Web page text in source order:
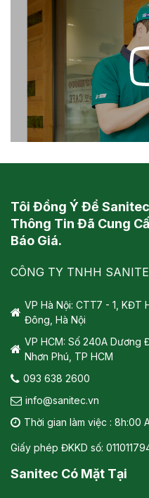
Tôi Đồng Ý Để
Thông Tin Đã Cung
Báo Giá.
CÔNG TY TNHH
VP Hà Nội: CTT7 - 1, KĐT
Đông, Hà Nội
VP HCM: Số 240A Dương
Nhơn Phú, TP HCM
093 638 2600
info@sanitec.vn
Thời gian làm việc : 8h:00
Giấy phép ĐKKD số:
Sanitec Có Mặt Tại